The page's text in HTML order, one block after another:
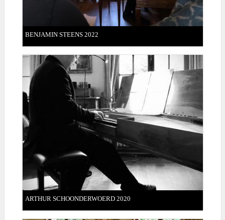
BENJAMIN STEENS 2022
ARTHUR SCHOONDERWOERD 2020